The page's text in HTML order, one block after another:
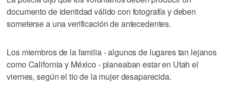
documento de identidad válido con fotografía y deben
someterse a una verificación de antecedentes.
Los miembros de la familia - algunos de lugares tan lejanos
como California y México - planeaban estar en Utah el
viernes, según el tío de la mujer desaparecida.